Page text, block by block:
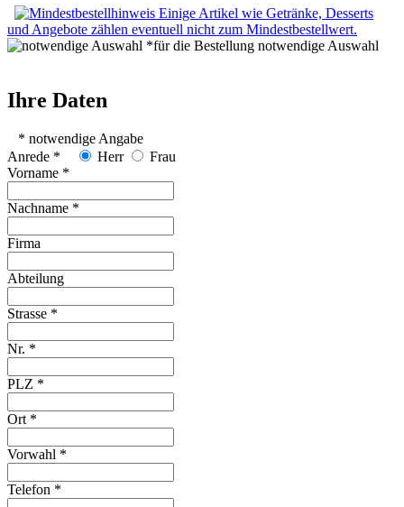
Einige Artikel wie Getränke, Desserts
und Angebote zählen eventuell nicht zum Mindestbestellwert.
*für die Bestellung notwendige Auswahl
Ihre Daten
* notwendige Angabe
Anrede *
Herr
Frau
Vorname *
Nachname *
Firma
Abteilung
Strasse *
Nr. *
PLZ *
Ort *
Vorwahl *
Telefon *